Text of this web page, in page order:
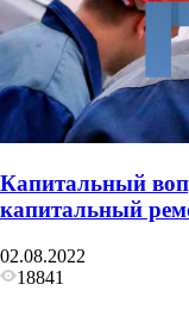
Капитальный
капитальный
02.08.2022
18841